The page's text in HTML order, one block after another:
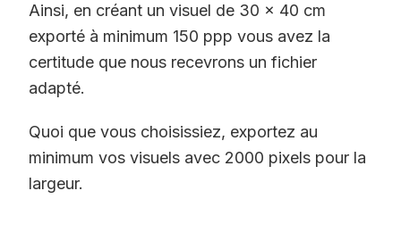
Ainsi, en créant un visuel de 30 x 40 cm
exporté à minimum 150 ppp vous avez la
certitude que nous recevrons un fichier
adapté.
Quoi que vous choisissiez, exportez au
minimum vos visuels avec 2000 pixels pour la
largeur.